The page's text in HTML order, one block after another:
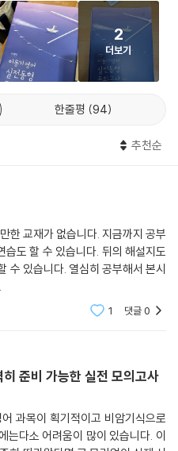
2
더보기
한줄평 94
추천순
한 교재가 없습니다. 지금까지 공부
도 할 수 있습니다. 뒤의 해설지도
수 있습니다. 열심히 공부해서 본시
1 댓글0
준비 가능한 실전 모의고사
과목이 획기적이고 비암기식으로
는다소 어려움이 많이 있습니다. 이